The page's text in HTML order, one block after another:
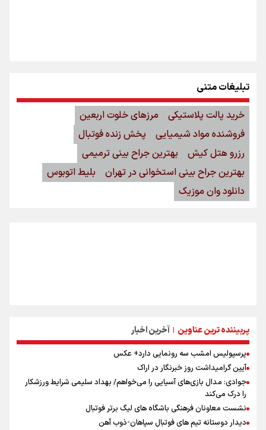
پربیننده ترین عناوین | آخرین اخبار
پرسپولیس امشب سه رونمایی دارد+ عکس
آیین گرامیداشت روز خبرنگار در اراک
جوادی: مدال بازی‌های آسیایی را می‌خواهم/ بهداد سلیمی شرایط ورزشکار
را درک می‌کند
نشست معاونان فرهنگی باشگاه های لیگ برتر فوتبال
دیدار دوستانه تیم های فوتبال سپاهان-ذوب آهن
تبلیغات متنی
خرید پالت پلاستیکی
مرزهای خلوت اربعین
فروشنده مواد شیمیایی
پخش زنده فوتبال
رزرو هتل کیش
بهترین جراح بینی ترمیمی
بهترین جراح بینی استخوانی در تهران
بلیط اتوبوس
دانلود وان موزیک